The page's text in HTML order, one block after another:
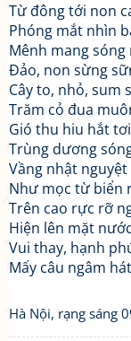
Từ đông tới non
Phóng mắt nhìn
Mênh mang
Đảo, non sừng
Cây to, nhỏ, sum
Trăm cỏ đua
Gió thu hiu hắt
Trùng dương
Vầng nhật
Như mọc từ biển
Trên cao rực rỡ
Hiện lên mặt
Vui thay, hạnh
Mấy câu ngâm
Hà Nội, rạng sáng